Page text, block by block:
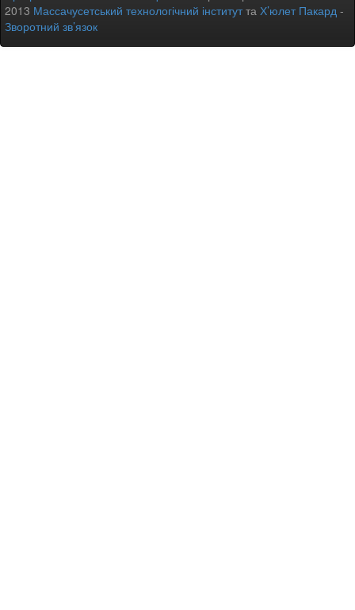
2013 Массачусетський технологічний інститутта Х’юлет Пакард -
Зворотний зв’язок